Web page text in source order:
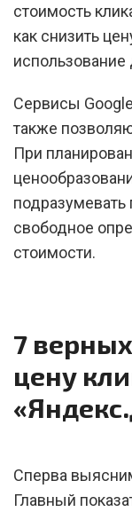
стоимость
как снизить
использование
Сервисы
также
При
подразумевать
свободное
стоимости.
7
цену
Сперва
Главный